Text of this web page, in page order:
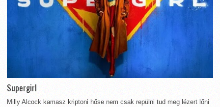
Supergirl
Milly Alcock kamasz kriptoni hőse nem csak repülni tud meg lézert lőni